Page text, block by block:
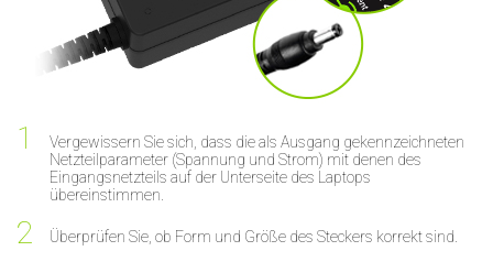
Vergewissern Sie sich, dass die als Ausgang gekennzeichneten
Netzteilparameter (Spannung und Strom) mit denen des
Eingangsnetzteils auf der Unterseite des Laptops
übereinstimmen.
Überprüfen Sie, ob Form und Größe des Steckers korrekt sind.